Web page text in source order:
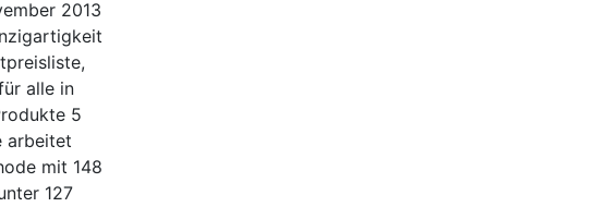
2013
alle in
5
arbeitet
mit 148
127